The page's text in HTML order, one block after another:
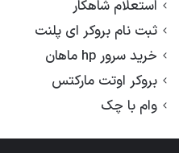
استعلام شاهکار
ثبت نام بروکر ای پلنت
خرید سرور hp ماهان
بروکر اوتت مارکتس
وام با چک